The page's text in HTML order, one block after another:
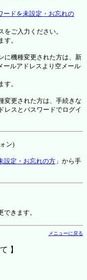
ードを未設定・お忘れの
ご入力ください。
。
に機種変更された方は、新
ールアドレスより空メール
。
変更された方は、手続きな
レスとパスワードでログイ
ン)
設定・お忘れの方 」から手
できます。
メニューに戻る
】